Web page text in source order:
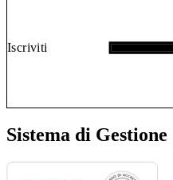
Iscriviti
Sistema di Gestione